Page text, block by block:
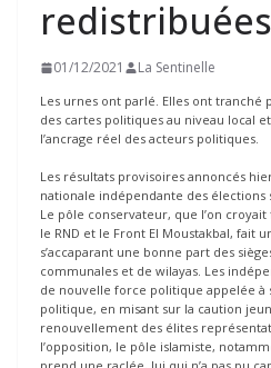
redistribuées
01/12/2021 La Sentinelle
Les urnes ont parlé. Elles ont
des cartes politiques au niveau local
l’ancrage réel des acteurs politiques.
Les résultats provisoires annoncés
nationale indépendante des élections
Le pôle conservateur, que l’on
le RND et le Front El Moustakbal, fait
s’accaparant une bonne part des
communales et de wilayas. Les
de nouvelle force politique appelée à
politique, en misant sur la caution
renouvellement des élites
l’opposition, le pôle islamiste,